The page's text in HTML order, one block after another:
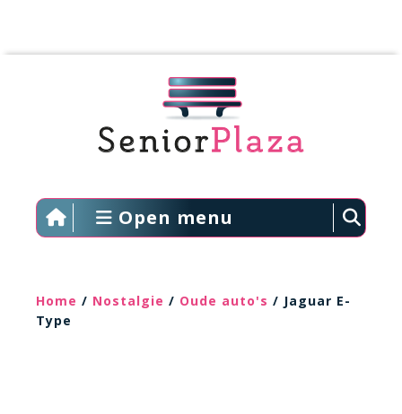
Open menu
Home / Nostalgie / Oude auto's / Jaguar E-
Type